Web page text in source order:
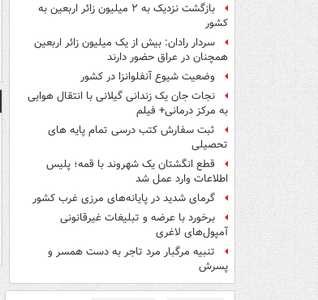
بازگشت نزدیک به ۲ میلیون زائر اربعین به
کشور
سردار رادان: بیش از یک میلیون زائر اربعین
همچنان در عراق حضور دارند
وضعیت شیوع آنفلوانزا در کشور
نجات جان یک زندانی گیلانی با انتقال هوایی
به مرکز درمانی+ فیلم
ثبت سفارش کتب درسی تمام پایه های
تحصیلی
قطع انگشتان یک شهروند با قمه؛ پلیس
اطلاعات وارد عمل شد
گرمای شدید در پایانه‌های مرزی غرب کشور
برخورد با عرضه و تبلیغات غیرقانونی
آمپول‌های لاغری
تنبیه مرگبار مرد تاجر به دست همسر و
پسرش